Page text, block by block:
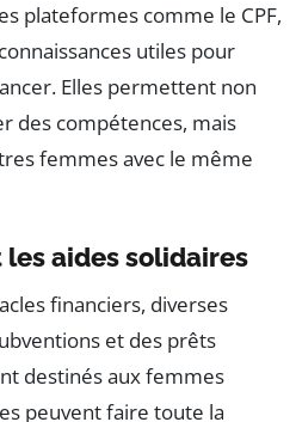
plateformes comme le CPF,
utiles pour
Elles permettent non
des compétences, mais
femmes avec le même
aides solidaires
financiers, diverses
et des prêts
destinés aux femmes
peuvent faire toute la